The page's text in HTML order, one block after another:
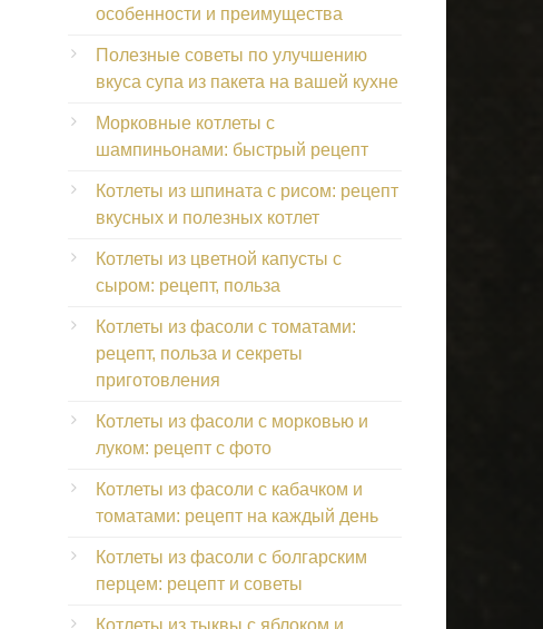
особенности и преимущества
Полезные советы по улучшению
вкуса супа из пакета на вашей кухне
Морковные котлеты с
шампиньонами: быстрый рецепт
Котлеты из шпината с рисом: рецепт
вкусных и полезных котлет
Котлеты из цветной капусты с
сыром: рецепт, польза
Котлеты из фасоли с томатами:
рецепт, польза и секреты
приготовления
Котлеты из фасоли с морковью и
луком: рецепт с фото
Котлеты из фасоли с кабачком и
томатами: рецепт на каждый день
Котлеты из фасоли с болгарским
перцем: рецепт и советы
Котлеты из тыквы с яблоком и